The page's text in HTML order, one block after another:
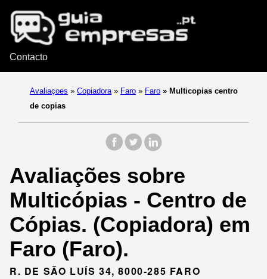
Contacto
Avaliaçoes » Copiadora » Faro » Faro » Multicopias centro
de copias
Avaliações sobre
Multicópias - Centro de
Cópias. (Copiadora) em
Faro (Faro).
R. DE SÃO LUÍS 34, 8000-285 FARO